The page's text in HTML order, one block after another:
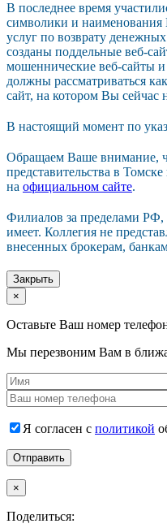
В последнее время
символики и наименования
услуг по возврату
созданы поддельные веб-
мошеннические веб-сайты и
должны рассматриваться
сайт, на котором Вы сейчас
В настоящий момент по
Обращаем Ваше внимание,
представительства в
на официальном сайте.
Филиалов за пределами РФ,
имеет. Коллегия не
внесенных брокерам,
Закрыть
×
Оставьте Ваш номер
Мы перезвоним Вам в
Я согласен с политикой
×
Поделиться: